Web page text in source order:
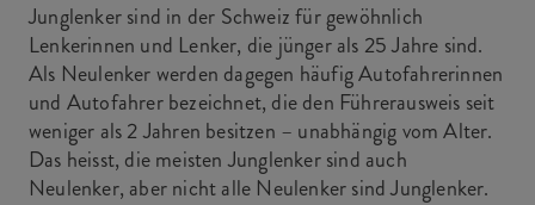
Junglenker sind in der Schweiz für gewöhnlich
Lenkerinnen und Lenker, die jünger als 25 Jahre sind.
Als Neulenker werden dagegen häufig Autofahrerinnen
und Autofahrer bezeichnet, die den Führerausweis seit
weniger als 2 Jahren besitzen – unabhängig vom Alter.
Das heisst, die meisten Junglenker sind auch
Neulenker, aber nicht alle Neulenker sind Junglenker.